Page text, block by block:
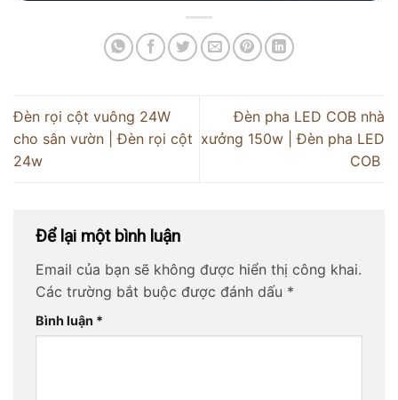
Đèn rọi cột vuông 24W
cho sân vườn | Đèn rọi cột
24w
Đèn pha LED COB nhà
xưởng 150w | Đèn pha LED
COB
Để lại một bình luận
Email của bạn sẽ không được hiển thị công khai.
Các trường bắt buộc được đánh dấu *
Bình luận *